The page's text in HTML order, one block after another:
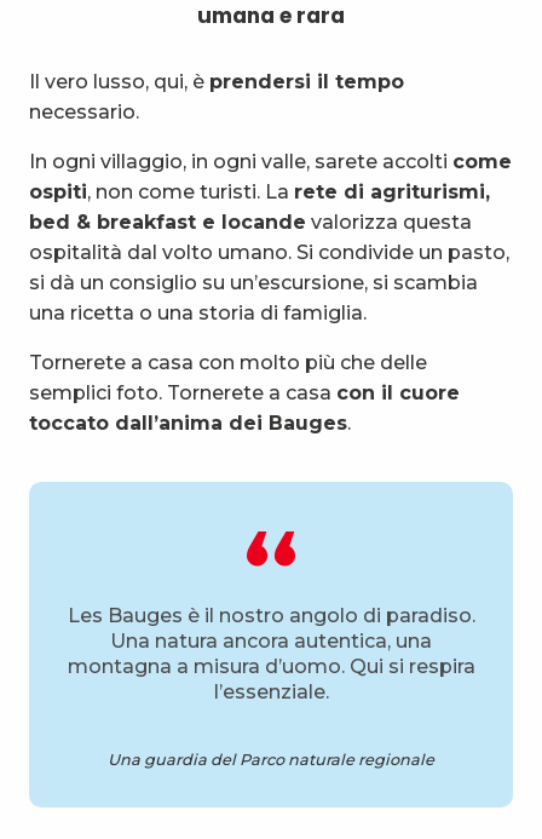
umana e rara
Il vero lusso, qui, è prendersi il tempo
necessario.
In ogni villaggio, in ogni valle, sarete accolti come
ospiti, non come turisti. La rete di agriturismi,
bed & breakfast e locande valorizza questa
ospitalità dal volto umano. Si condivide un pasto,
si dà un consiglio su un’escursione, si scambia
una ricetta o una storia di famiglia.
Tornerete a casa con molto più che delle
semplici foto. Tornerete a casa con il cuore
toccato dall’anima dei Bauges.
Les Bauges è il nostro angolo di paradiso.
Una natura ancora autentica, una
montagna a misura d’uomo. Qui si respira
l’essenziale.
Una guardia del Parco naturale regionale